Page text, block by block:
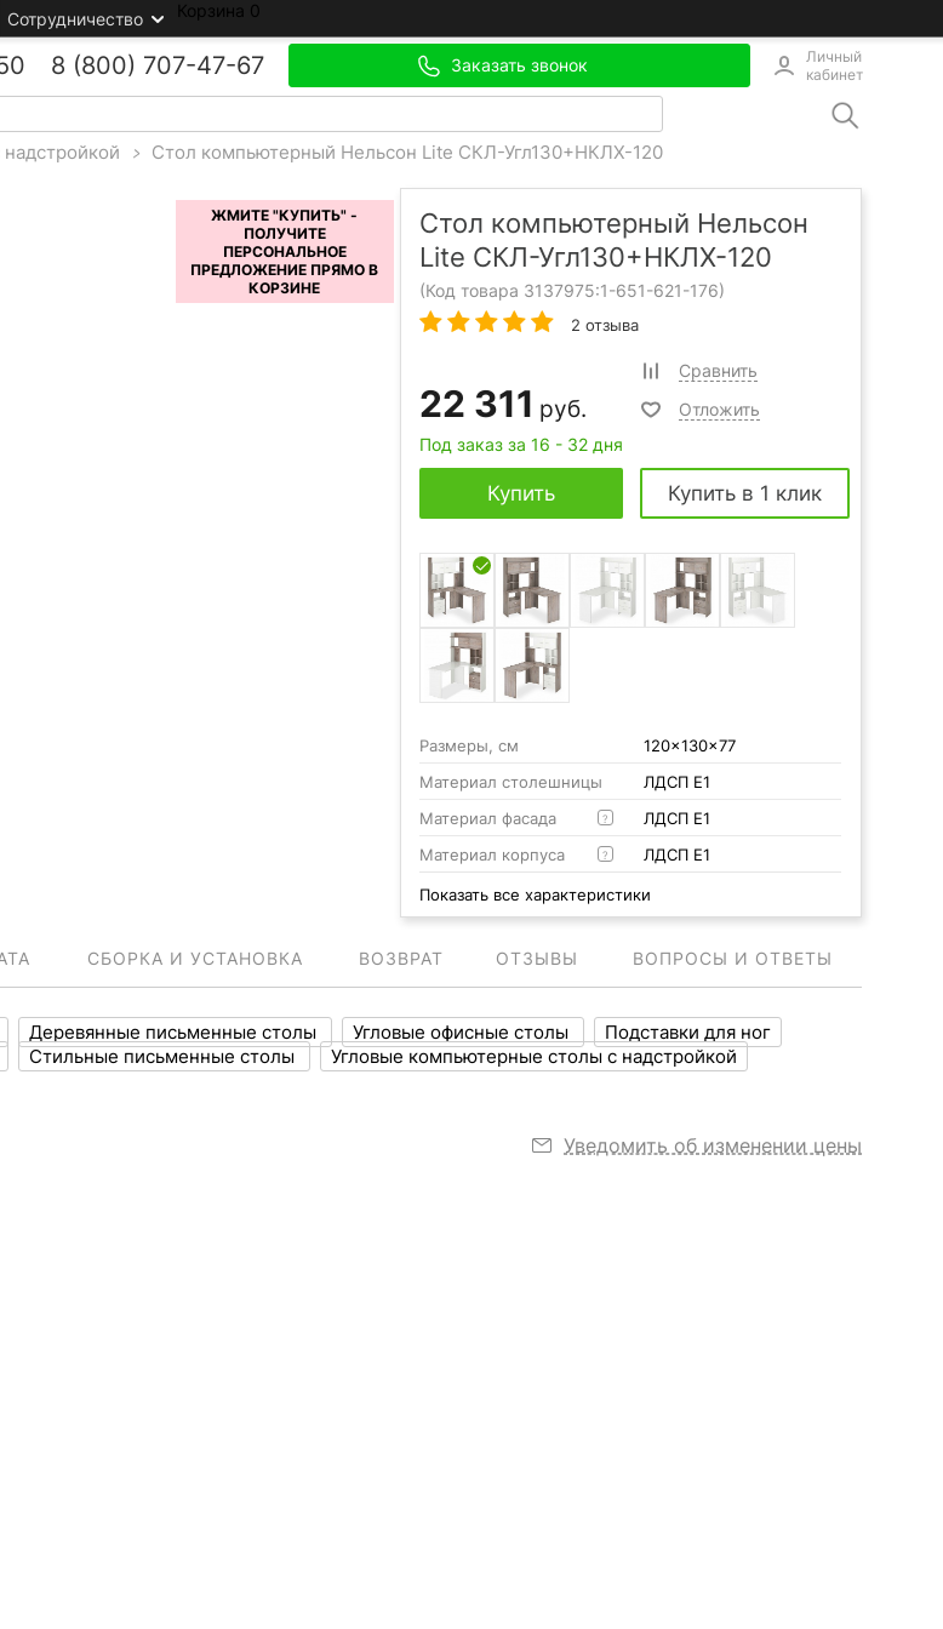
Сотрудничество Корзина 0
8 (800) 707-47-67 Заказать звонок
Личный
кабинет
> Стол компьютерный Нельсон Lite СКЛ-Угл130+НКЛХ-120
Стол компьютерный Нельсон
Lite СКЛ-Угл130+НКЛХ-120
(Код товара 3137975:1-651-621-176)
2 отзыва
22 311 руб.
Под заказ за 16 - 32 дня
Сравнить
Отложить
Купить Купить в 1 клик
Размеры, см
120x130x77
Материал столешницы
ЛДСП Е1
Материал фасада
?
ЛДСП Е1
Материал корпуса
? ЛДСП Е1
Показать все характеристики
СБОРКА И УСТАНОВКА ВОЗВРАТ ОТЗЫВЫ ВОПРОСЫ И ОТВЕТЫ
Деревянные письменные столы Угловые офисные столы
Подставки для ног
Стильные письменные столы
Угловые компьютерные столы с надстройкой
Уведомить об изменении цены